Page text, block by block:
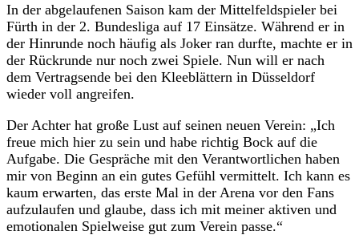
In der abgelaufenen Saison kam der Mittelfeldspieler bei
Fürth in der 2. Bundesliga auf 17 Einsätze. Während er in
der Hinrunde noch häufig als Joker ran durfte, machte er in
der Rückrunde nur noch zwei Spiele. Nun will er nach
dem Vertragsende bei den Kleeblättern in Düsseldorf
wieder voll angreifen.
Der Achter hat große Lust auf seinen neuen Verein: „Ich
freue mich hier zu sein und habe richtig Bock auf die
Aufgabe. Die Gespräche mit den Verantwortlichen haben
mir von Beginn an ein gutes Gefühl vermittelt. Ich kann es
kaum erwarten, das erste Mal in der Arena vor den Fans
aufzulaufen und glaube, dass ich mit meiner aktiven und
emotionalen Spielweise gut zum Verein passe.“